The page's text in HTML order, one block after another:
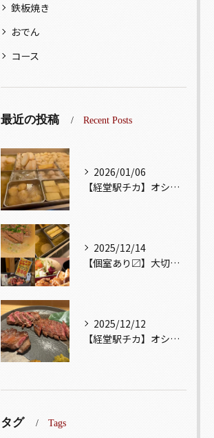
鉄板焼き
おでん
コース
最近の投稿 Recent Posts
2026/01/06
【経堂駅チカ】オシャレ居酒屋🏮出汁が美味しいおでんがオススメ...
2025/12/14
【個室あり〼】大切な記念日、お祝い事でのご来店ぜひお待ちして...
2025/12/12
【経堂駅チカ】オシャレ居酒屋🏮自慢のお肉が楽しめる🐃お得なコ...
タグ Tags